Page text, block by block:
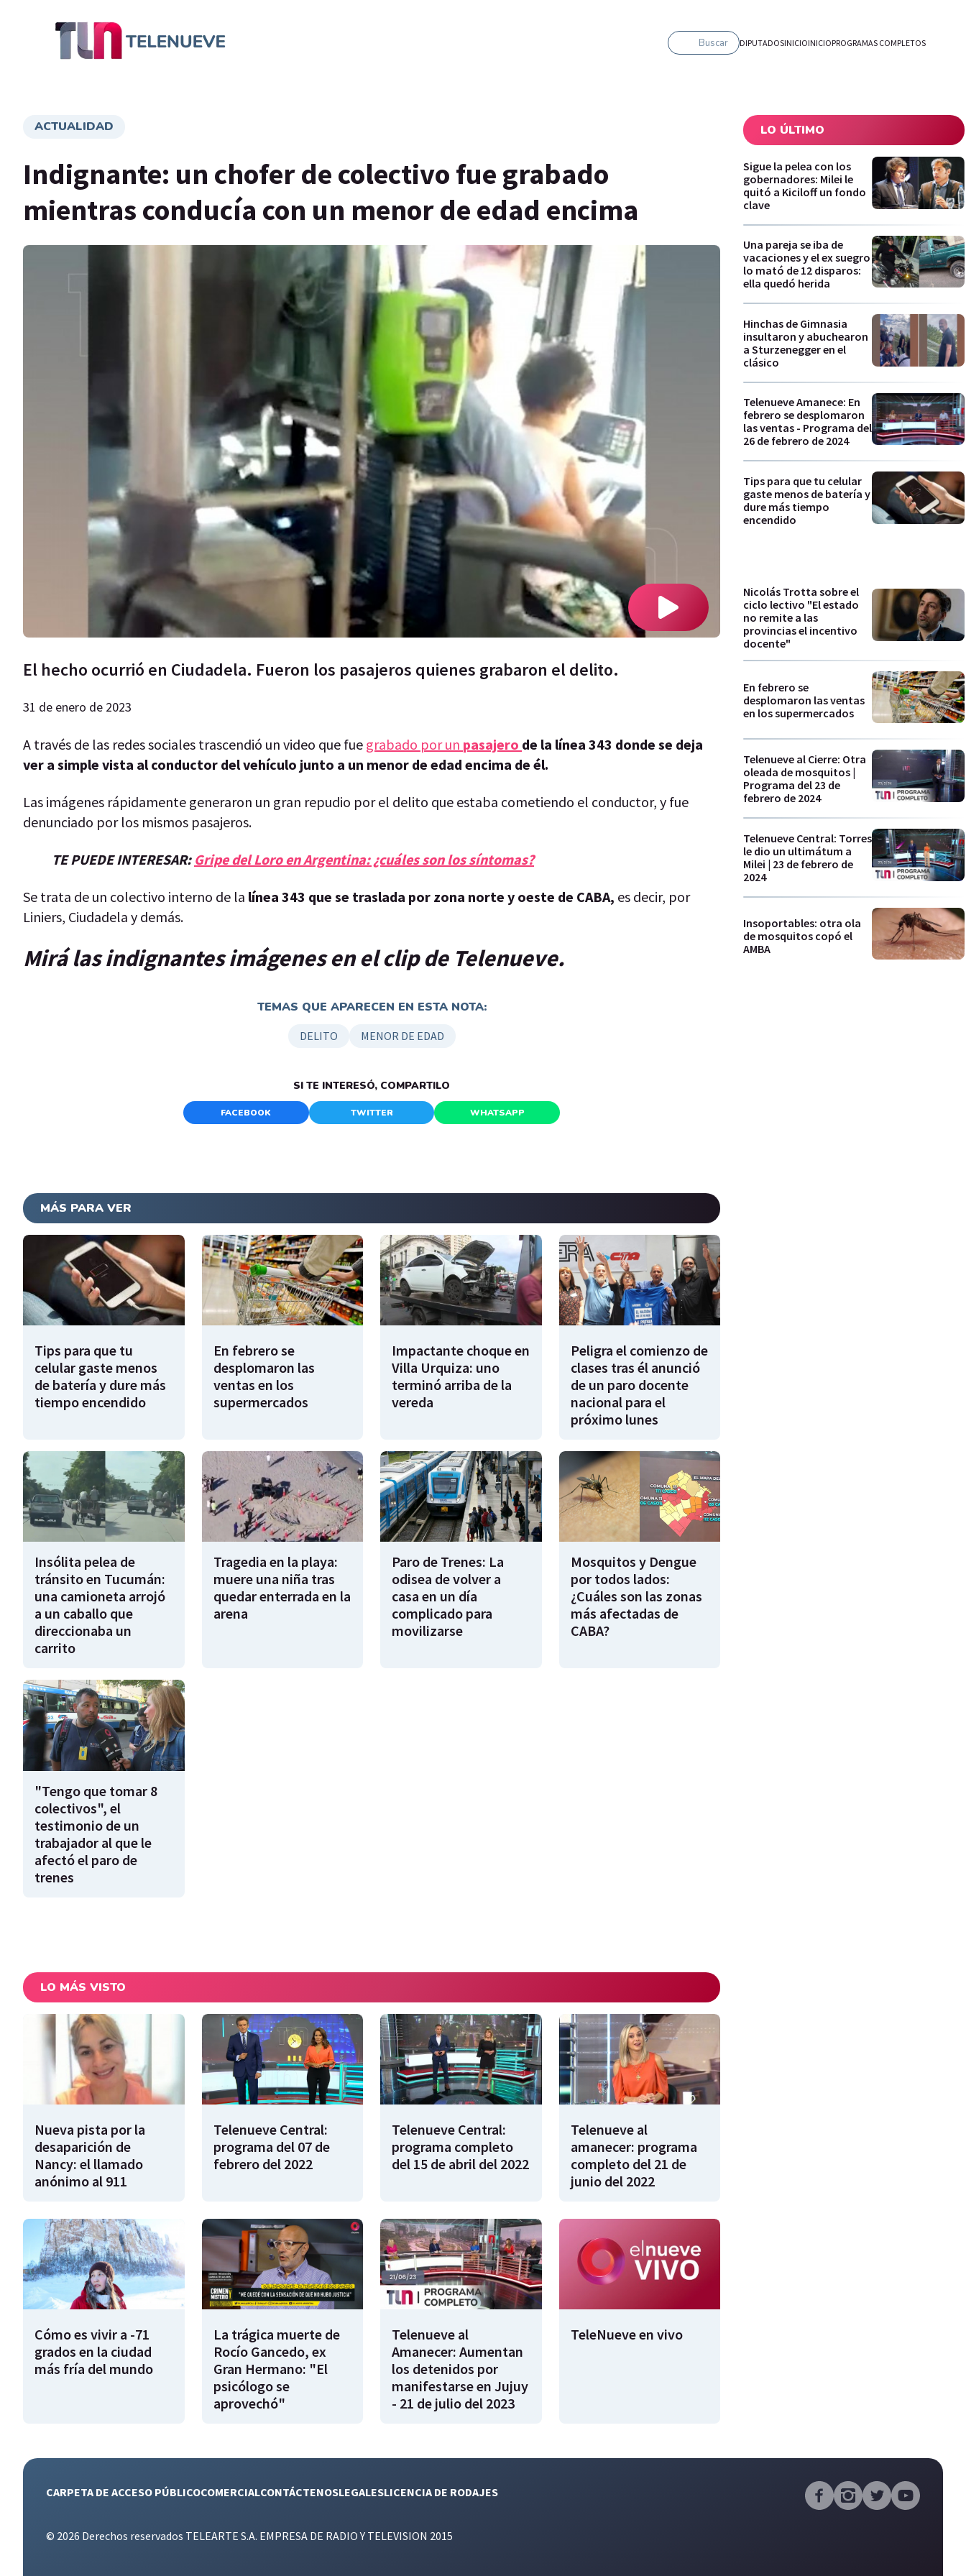
Buscar DIPUTADOSINICIOINICIOPROGRAMAS COMPLETOS
ACTUALIDAD
Indignante: un chofer de colectivo fue grabado
mientras conducía con un menor de edad encima
El hecho ocurrió en Ciudadela. Fueron los pasajeros quienes grabaron el delito.
31 de enero de 2023
A través de las redes sociales trascendió un video que fue grabado por un pasajero de la línea 343 donde se deja
ver a simple vista al conductor del vehículo junto a un menor de edad encima de él.
Las imágenes rápidamente generaron un gran repudio por el delito que estaba cometiendo el conductor, y fue
denunciado por los mismos pasajeros.
TE PUEDE INTERESAR: Gripe del Loro en Argentina: ¿cuáles son los síntomas?
Se trata de un colectivo interno de la línea 343 que se traslada por zona norte y oeste de CABA, es decir, por
Liniers, Ciudadela y demás.
Mirá las indignantes imágenes en el clip de Telenueve.
TEMAS QUE APARECEN EN ESTA NOTA:
DELITO MENOR DE EDAD
SI TE INTERESÓ, COMPARTILO
FACEBOOK TWITTER WHATSAPP
MÁS PARA VER
Tips para que tu
celular gaste menos
de batería y dure más
tiempo encendido
En febrero se
desplomaron las
ventas en los
supermercados
Impactante choque en
Villa Urquiza: uno
terminó arriba de la
vereda
Peligra el comienzo de
clases tras él anunció
de un paro docente
nacional para el
próximo lunes
Insólita pelea de
tránsito en Tucumán:
una camioneta arrojó
a un caballo que
direccionaba un
carrito
Tragedia en la playa:
muere una niña tras
quedar enterrada en la
arena
Paro de Trenes: La
odisea de volver a
casa en un día
complicado para
movilizarse
Mosquitos y Dengue
por todos lados:
¿Cuáles son las zonas
más afectadas de
CABA?
"Tengo que tomar 8
colectivos", el
testimonio de un
trabajador al que le
afectó el paro de
trenes
LO MÁS VISTO
Nueva pista por la
desaparición de
Nancy: el llamado
anónimo al 911
Telenueve Central:
programa del 07 de
febrero del 2022
Telenueve Central:
programa completo
del 15 de abril del 2022
Telenueve al
amanecer: programa
completo del 21 de
junio del 2022
Cómo es vivir a -71
grados en la ciudad
más fría del mundo
La trágica muerte de
Rocío Gancedo, ex
Gran Hermano: "El
psicólogo se
aprovechó"
Telenueve al
Amanecer: Aumentan
los detenidos por
manifestarse en Jujuy
- 21 de julio del 2023
TeleNueve en vivo
LO ÚLTIMO
Sigue la pelea con los
gobernadores: Milei le
quitó a Kiciloff un fondo
clave
Una pareja se iba de
vacaciones y el ex suegro
lo mató de 12 disparos:
ella quedó herida
Hinchas de Gimnasia
insultaron y abuchearon
a Sturzenegger en el
clásico
Telenueve Amanece: En
febrero se desplomaron
las ventas - Programa del
26 de febrero de 2024
Tips para que tu celular
gaste menos de batería y
dure más tiempo
encendido
Nicolás Trotta sobre el
ciclo lectivo "El estado
no remite a las
provincias el incentivo
docente"
En febrero se
desplomaron las ventas
en los supermercados
Telenueve al Cierre: Otra
oleada de mosquitos |
Programa del 23 de
febrero de 2024
Telenueve Central: Torres
le dio un ultimátum a
Milei | 23 de febrero de
2024
Insoportables: otra ola
de mosquitos copó el
AMBA
CARPETA DE ACCESO PÚBLICOCOMERCIALCONTÁCTENOSLEGALESLICENCIA DE RODAJES
© 2026 Derechos reservados TELEARTE S.A. EMPRESA DE RADIO Y TELEVISION 2015